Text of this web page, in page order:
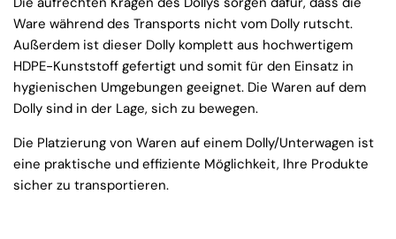
Ware während des Transports nicht vom Dolly rutscht.
Außerdem ist dieser Dolly komplett aus hochwertigem
HDPE-Kunststoff gefertigt und somit für den Einsatz in
hygienischen Umgebungen geeignet. Die Waren auf dem
Dolly sind in der Lage, sich zu bewegen.
Die Platzierung von Waren auf einem Dolly/Unterwagen ist
eine praktische und effiziente Möglichkeit, Ihre Produkte
sicher zu transportieren.